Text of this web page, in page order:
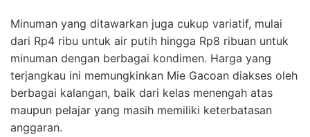
Minuman yang ditawarkan juga cukup variatif, mulai
dari Rp4 ribu untuk air putih hingga Rp8 ribuan untuk
minuman dengan berbagai kondimen. Harga yang
terjangkau ini memungkinkan Mie Gacoan diakses oleh
berbagai kalangan, baik dari kelas menengah atas
maupun pelajar yang masih memiliki keterbatasan
anggaran.